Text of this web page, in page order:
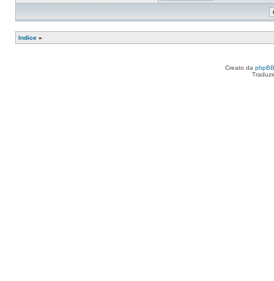
Indice »
Creato da phpBB